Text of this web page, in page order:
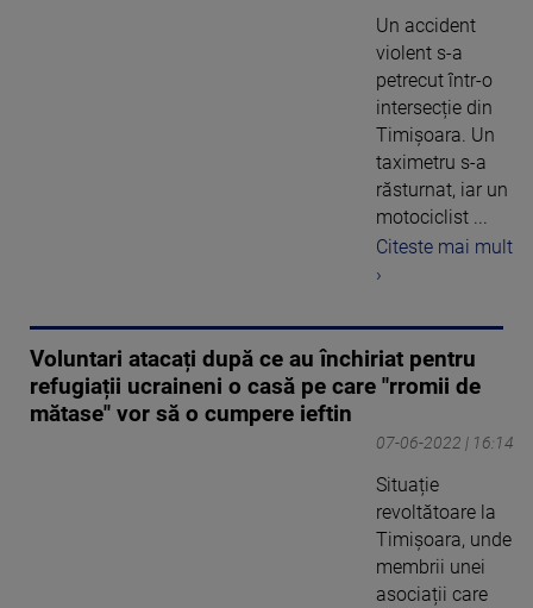
Un accident
violent s-a
petrecut într-o
intersecție din
Timișoara. Un
taximetru s-a
răsturnat, iar un
motociclist ...
Citeste mai mult
›
Voluntari atacați după ce au închiriat pentru
refugiații ucraineni o casă pe care "rromii de
mătase" vor să o cumpere ieftin
07-06-2022 | 16:14
Situație
revoltătoare la
Timișoara, unde
membrii unei
asociații care